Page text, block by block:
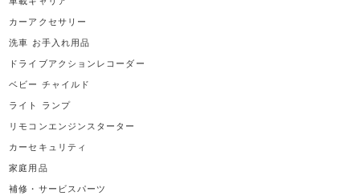
カーアクセサリー
洗車 お手入れ用品
ドライブアクションレコーダー
ベビー チャイルド
ライト ランプ
リモコンエンジンスターター
カーセキュリティ
家庭用品
補修・サービスパーツ